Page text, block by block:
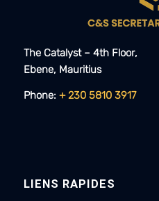
The Catalyst – 4th Floor,
Ebene, Mauritius​​
Phone: + 230 5810 3917
LIENS RAPIDES